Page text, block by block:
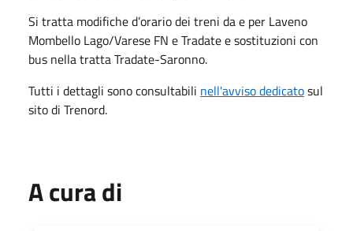
Si tratta modifiche d’orario dei treni da e per Laveno
Mombello Lago/Varese FN e Tradate e sostituzioni con
bus nella tratta Tradate-Saronno.
Tutti i dettagli sono consultabili nell'avviso dedicatosul
sito di Trenord.
A cura di